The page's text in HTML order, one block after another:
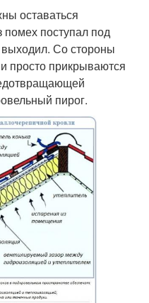
оставаться
поступал под
выходил. Со стороны
просто прикрываются
пирог.